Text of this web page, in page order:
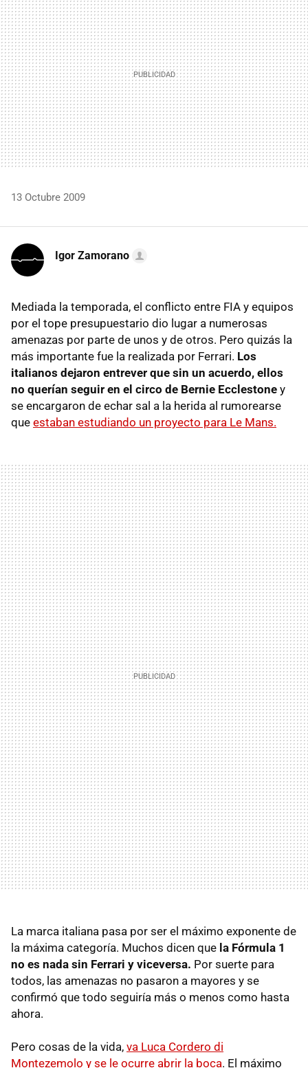
13 Octubre 2009
Igor Zamorano
Mediada la temporada, el conflicto entre FIA y equipos
por el tope presupuestario dio lugar a numerosas
amenazas por parte de unos y de otros. Pero quizás la
más importante fue la realizada por Ferrari. Los
italianos dejaron entrever que sin un acuerdo, ellos
no querían seguir en el circo de Bernie Ecclestone y
se encargaron de echar sal a la herida al rumorearse
que estaban estudiando un proyecto para Le Mans.
La marca italiana pasa por ser el máximo exponente de
la máxima categoría. Muchos dicen que la Fórmula 1
no es nada sin Ferrari y viceversa. Por suerte para
todos, las amenazas no pasaron a mayores y se
confirmó que todo seguiría más o menos como hasta
ahora.
Pero cosas de la vida, va Luca Cordero di
Montezemolo y se le ocurre abrir la boca. El máximo